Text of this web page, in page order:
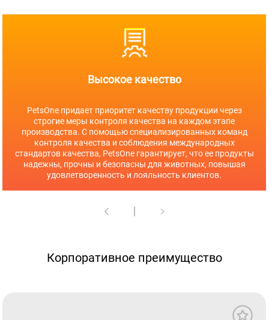
Высокое качество
PetsOne придает приоритет качеству продукции через
строгие меры контроля качества на каждом этапе
производства. С помощью специализированных команд
контроля качества и соблюдения международных
стандартов качества, PetsOne гарантирует, что ее продукты
надежны, прочны и безопасны для животных, повышая
удовлетворенность и лояльность клиентов.
Корпоративное преимущество